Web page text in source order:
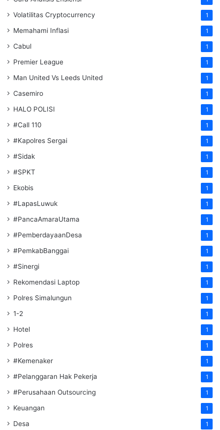
Volatilitas Cryptocurrency 1
Memahami Inflasi 1
Cabul 1
Premier League 1
Man United Vs Leeds United 1
Casemiro 1
HALO POLISI 1
#Call 110 1
#Kapolres Sergai 1
#Sidak 1
#SPKT 1
Ekobis 1
#LapasLuwuk 1
#PancaAmaraUtama 1
#PemberdayaanDesa 1
#PemkabBanggai 1
#Sinergi 1
Rekomendasi Laptop 1
Polres Simalungun 1
1-2 1
Hotel 1
Polres 1
#Kemenaker 1
#Pelanggaran Hak Pekerja 1
#Perusahaan Outsourcing 1
Keuangan 1
Desa 1